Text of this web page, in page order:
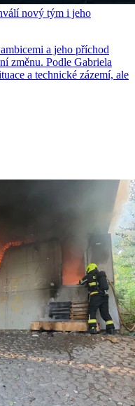
nový tým i jeho
a jeho příchod
změnu. Podle Gabriela
a technické zázemí, ale